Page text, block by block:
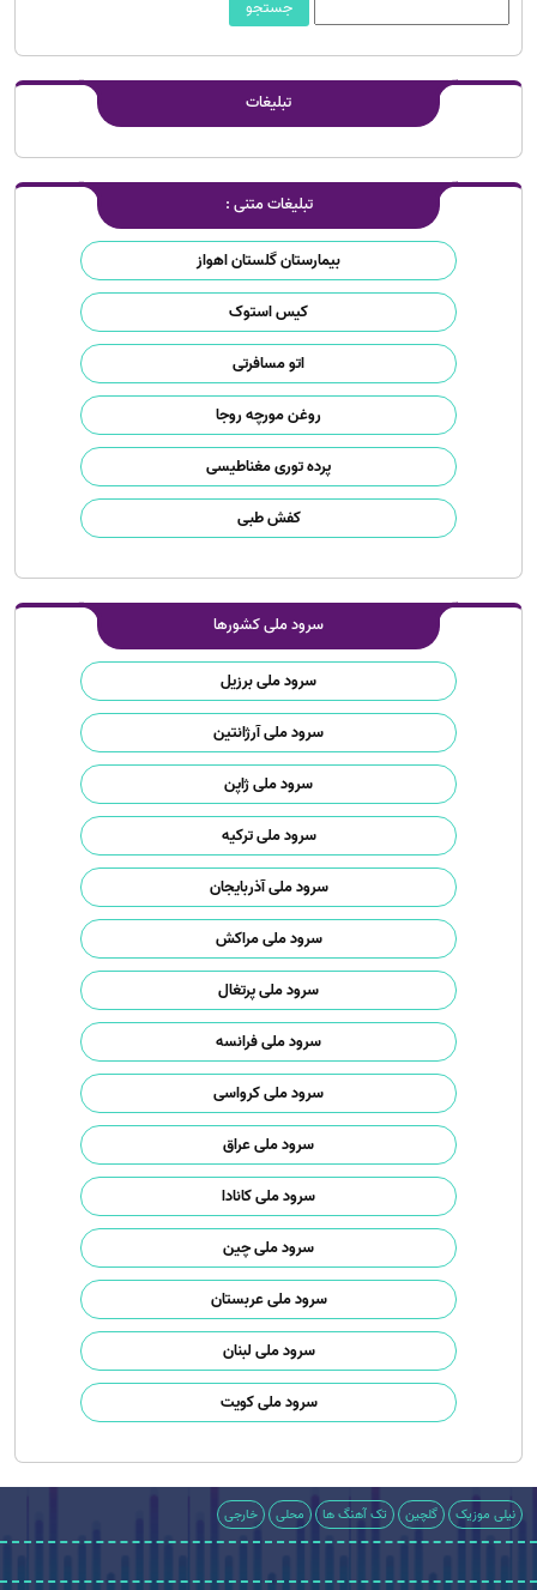
تبلیغات
تبلیغات متنی :
بیمارستان گلستان اهواز
کیس استوک
اتو مسافرتی
روغن مورچه روجا
پرده توری مغناطیسی
کفش طبی
سرود ملی کشورها
سرود ملی برزیل
سرود ملی آرژانتین
سرود ملی ژاپن
سرود ملی ترکیه
سرود ملی آذربایجان
سرود ملی مراکش
سرود ملی پرتغال
سرود ملی فرانسه
سرود ملی کرواسی
سرود ملی عراق
سرود ملی کانادا
سرود ملی چین
سرود ملی عربستان
سرود ملی لبنان
سرود ملی کویت
نیلی موزیک گلچین تک آهنگ ها محلی خارجی